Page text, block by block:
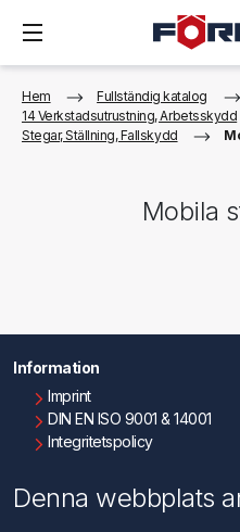
Hem
Fullständig katalog
14 Verkstadsutrustning, Arbetsskydd
Stegar, Ställning, Fallskydd
Mobila
Information
Imprint
DIN EN ISO 9001 & 14001
Integritetspolicy
Kontakta oss
Denna webbplats